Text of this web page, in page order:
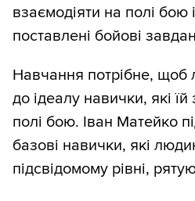
взаємодіяти на полі бою
поставлені бойові
Навчання потрібне, щоб
до ідеалу навички, які
полі бою. Іван Матейко
базові навички, які
підсвідомому рівні,